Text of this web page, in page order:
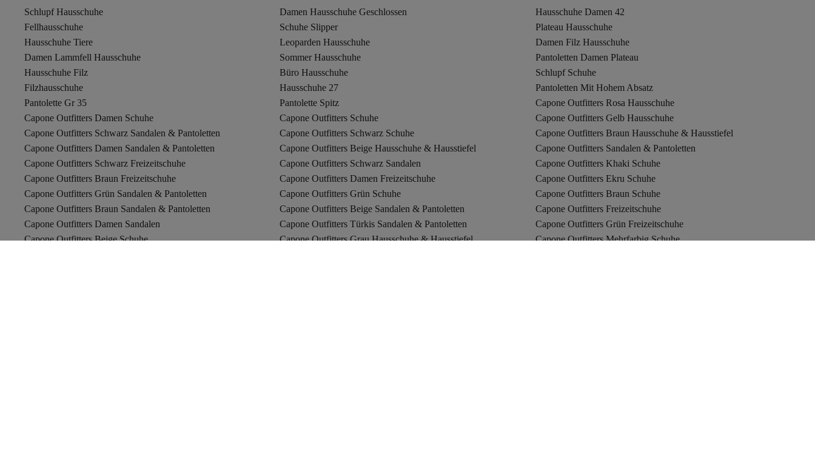
Schlupf Hausschuhe Damen Hausschuhe Geschlossen
Hausschuhe Damen 42
Fellhausschuhe
Schuhe Slipper
Plateau Hausschuhe
Hausschuhe Tiere
Leoparden Hausschuhe
Damen Filz Hausschuhe
Damen Lammfell Hausschuhe
Sommer Hausschuhe
Pantoletten Damen Plateau
Hausschuhe Filz
Büro Hausschuhe
Schlupf Schuhe
Filzhausschuhe
Hausschuhe 27
Pantoletten Mit Hohem Absatz
Pantolette Gr 35
Pantolette Spitz
Capone Outfitters Rosa Hausschuhe
Capone Outfitters Damen Schuhe
Capone Outfitters Schuhe
Capone Outfitters Gelb Hausschuhe
Capone Outfitters Schwarz Sandalen & Pantoletten
Capone Outfitters Schwarz Schuhe
Capone Outfitters Braun Hausschuhe & Hausstiefel
Capone Outfitters Damen Sandalen & Pantoletten
Capone Outfitters Beige Hausschuhe & Hausstiefel
Capone Outfitters Sandalen & Pantoletten
Capone Outfitters Schwarz Freizeitschuhe
Capone Outfitters Schwarz Sandalen
Capone Outfitters Khaki Schuhe
Capone Outfitters Braun Freizeitschuhe
Capone Outfitters Damen Freizeitschuhe
Capone Outfitters Ekru Schuhe
Capone Outfitters Grün Sandalen & Pantoletten
Capone Outfitters Grün Schuhe
Capone Outfitters Braun Schuhe
Capone Outfitters Braun Sandalen & Pantoletten
Capone Outfitters Beige Sandalen & Pantoletten
Capone Outfitters Freizeitschuhe
Capone Outfitters Damen Sandalen
Capone Outfitters Türkis Sandalen & Pantoletten
Capone Outfitters Grün Freizeitschuhe
Capone Outfitters Beige Schuhe
Capone Outfitters Grau Hausschuhe & Hausstiefel
Capone Outfitters Mehrfarbig Schuhe